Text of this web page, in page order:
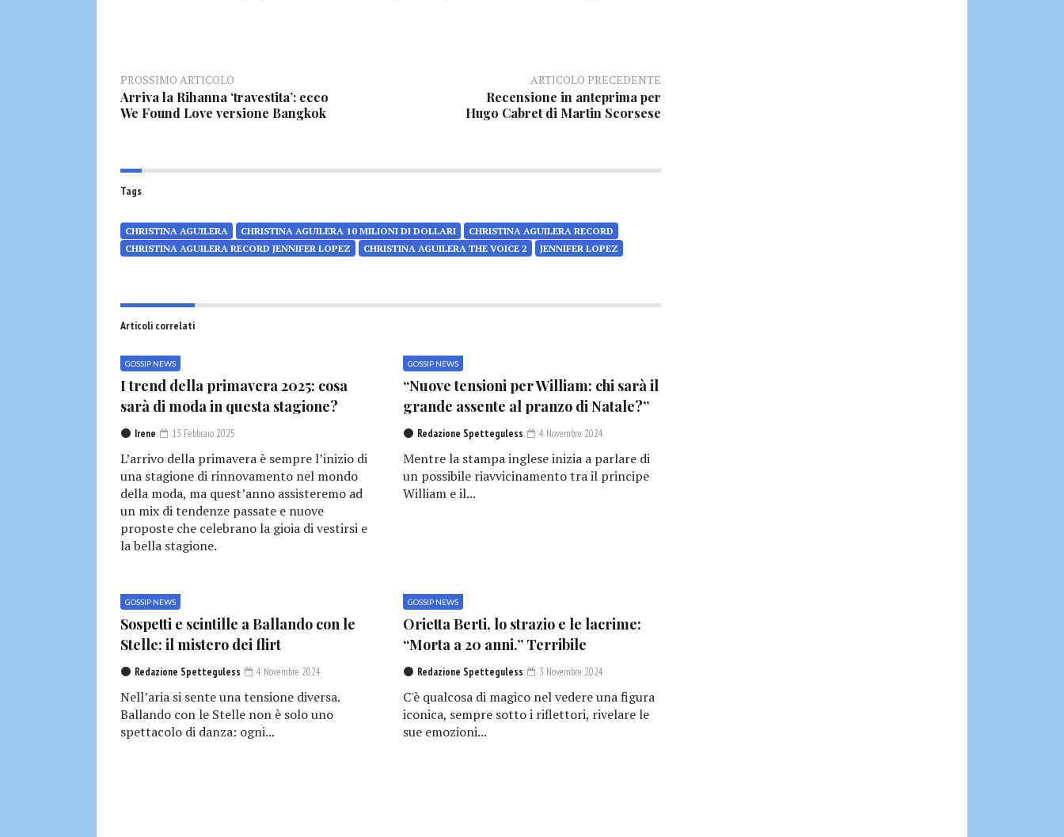
PROSSIMO ARTICOLO
Arriva la Rihanna ‘travestita’: ecco
We Found Love versione Bangkok
ARTICOLO PRECEDENTE
Recensione in anteprima per
Hugo Cabret di Martin Scorsese
Tags
CHRISTINA AGUILERA CHRISTINA AGUILERA 10 MILIONI DI DOLLARI
CHRISTINA AGUILERA RECORD
CHRISTINA AGUILERA RECORD JENNIFER LOPEZ
CHRISTINA AGUILERA THE VOICE 2 JENNIFER LOPEZ
Articoli correlati
GOSSIP NEWS
I trend della primavera 2025: cosa
sarà di moda in questa stagione?
Irene 13 Febbraio 2025
L’arrivo della primavera è sempre l’inizio di
una stagione di rinnovamento nel mondo
della moda, ma quest’anno assisteremo ad
un mix di tendenze passate e nuove
proposte che celebrano la gioia di vestirsi e
la bella stagione.
GOSSIP NEWS
“Nuove tensioni per William: chi sarà il
grande assente al pranzo di Natale?”
Redazione Spetteguless 4 Novembre 2024
Mentre la stampa inglese inizia a parlare di
un possibile riavvicinamento tra il principe
William e il...
GOSSIP NEWS
Sospetti e scintille a Ballando con le
Stelle: il mistero dei flirt
Redazione Spetteguless 4 Novembre 2024
Nell’aria si sente una tensione diversa.
Ballando con le Stelle non è solo uno
spettacolo di danza: ogni...
GOSSIP NEWS
Orietta Berti, lo strazio e le lacrime:
“Morta a 20 anni.” Terribile
Redazione Spetteguless 3 Novembre 2024
C'è qualcosa di magico nel vedere una figura
iconica, sempre sotto i riflettori, rivelare le
sue emozioni...